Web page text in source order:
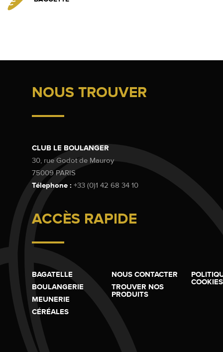
NOUS TROUVER
CLUB LE BOULANGER
30, rue Godot de Mauroy
75009 PARIS
Télephone : +33 (0)1 42 68 34 10
ACCÈS RAPIDE
BAGATELLE
BOULANGERIE
MEUNERIE
CÉRÉALES
NOUS CONTACTER
TROUVER NOS
PRODUITS
COOKIES